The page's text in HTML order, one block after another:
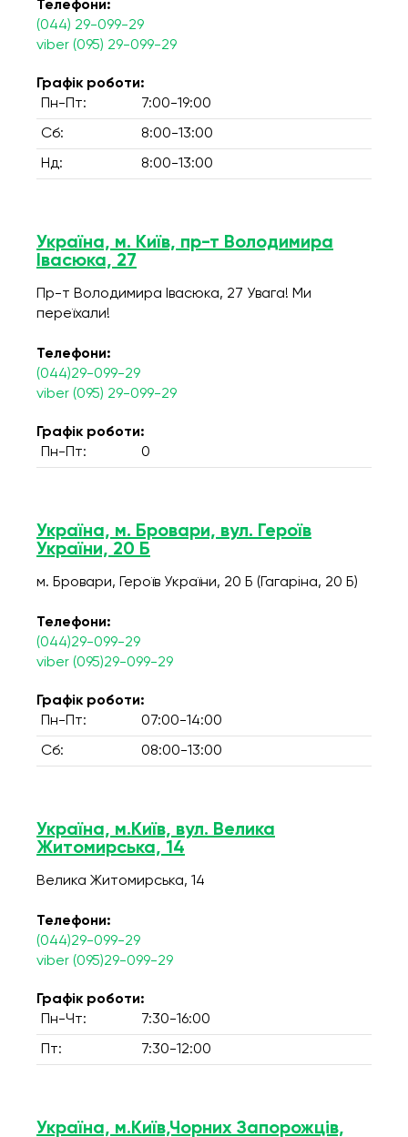
Телефони:
(044) 29-099-29
viber (095) 29-099-29
Графік роботи:
Пн-Пт:
7:00-19:00
Сб: 8:00-13:00
Нд: 8:00-13:00
Україна, м. Київ, пр-т Володимира
Івасюка, 27
Пр-т Володимира Івасюка, 27 Увага! Ми
переїхали!
Телефони:
(044)29-099-29
viber (095) 29-099-29
Графік роботи:
Пн-Пт:
0
Україна, м. Бровари, вул. Героїв
України, 20 Б
м. Бровари, Героїв України, 20 Б (Гагаріна, 20 Б)
Телефони:
(044)29-099-29
viber (095)29-099-29
Графік роботи:
Пн-Пт:
07:00-14:00
Сб: 08:00-13:00
Україна, м.Київ, вул. Велика
Житомирська, 14
Велика Житомирська, 14
Телефони:
(044)29-099-29
viber (095)29-099-29
Графік роботи:
Пн-Чт:
7:30-16:00
Пт: 7:30-12:00
Україна, м.Київ,Чорних Запорожців,